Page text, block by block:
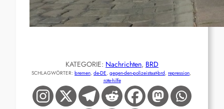
KATEGORIE: Nachrichten, BRD
SCHLAGWÖRTER: bremen, de-DE, gegen-den-polizeistaat-brd, repression
rote-hilfe